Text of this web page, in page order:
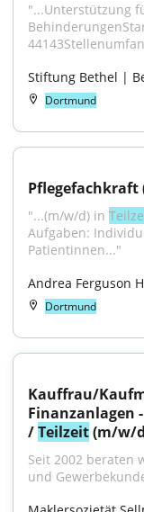
"...Unterstützung
Stiftung Bethel |
Dortmund
"...(m/w/d) in
Aufgaben:
Patientinnen..."
Andrea Ferguson
Dortmund
Kauffrau/
Finanzanlagen
/ Teilzeit (m/w/
Seit 2002 beraten
und